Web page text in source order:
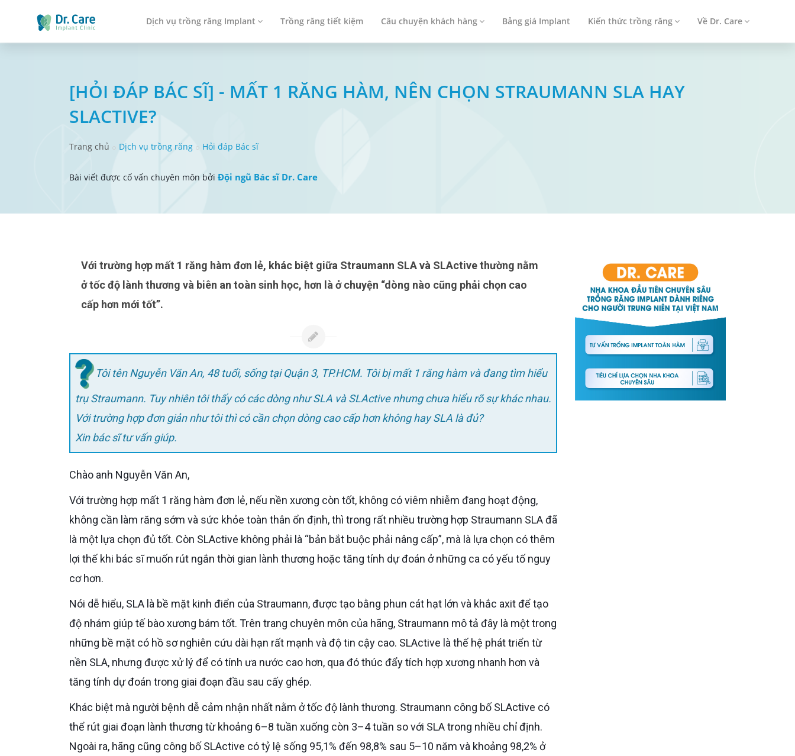
Dịch vụ trồng răng Implant Trồng răng tiết kiệm Câu chuyện khách hàng Bảng giá Implant Kiến thức trồng răng Về Dr. Care
[HỎI ĐÁP BÁC SĨ] - MẤT 1 RĂNG HÀM, NÊN CHỌN STRAUMANN SLA HAY
SLACTIVE?
Trang chủ Dịch vụ trồng răng Hỏi đáp Bác sĩ
Bài viết được cố vấn chuyên môn bởi Đội ngũ Bác sĩ Dr. Care
Với trường hợp mất 1 răng hàm đơn lẻ, khác biệt giữa Straumann SLA và SLActive thường nằm
ở tốc độ lành thương và biên an toàn sinh học, hơn là ở chuyện “dòng nào cũng phải chọn cao
cấp hơn mới tốt”.
Tôi tên Nguyễn Văn An, 48 tuổi, sống tại Quận 3, TP.HCM. Tôi bị mất 1 răng hàm và đang tìm hiểu
trụ Straumann. Tuy nhiên tôi thấy có các dòng như SLA và SLActive nhưng chưa hiểu rõ sự khác nhau.
Với trường hợp đơn giản như tôi thì có cần chọn dòng cao cấp hơn không hay SLA là đủ?
Xin bác sĩ tư vấn giúp.
Chào anh Nguyễn Văn An,
Với trường hợp mất 1 răng hàm đơn lẻ, nếu nền xương còn tốt, không có viêm nhiễm đang hoạt động,
không cần làm răng sớm và sức khỏe toàn thân ổn định, thì trong rất nhiều trường hợp Straumann SLA đã
là một lựa chọn đủ tốt. Còn SLActive không phải là “bản bắt buộc phải nâng cấp”, mà là lựa chọn có thêm
lợi thế khi bác sĩ muốn rút ngắn thời gian lành thương hoặc tăng tính dự đoán ở những ca có yếu tố nguy
cơ hơn.
Nói dễ hiểu, SLA là bề mặt kinh điển của Straumann, được tạo bằng phun cát hạt lớn và khắc axit để tạo
độ nhám giúp tế bào xương bám tốt. Trên trang chuyên môn của hãng, Straumann mô tả đây là một trong
những bề mặt có hồ sơ nghiên cứu dài hạn rất mạnh và độ tin cậy cao. SLActive là thế hệ phát triển từ
nền SLA, nhưng được xử lý để có tính ưa nước cao hơn, qua đó thúc đẩy tích hợp xương nhanh hơn và
tăng tính dự đoán trong giai đoạn đầu sau cấy ghép.
Khác biệt mà người bệnh dễ cảm nhận nhất nằm ở tốc độ lành thương. Straumann công bố SLActive có
thể rút giai đoạn lành thương từ khoảng 6–8 tuần xuống còn 3–4 tuần so với SLA trong nhiều chỉ định.
Ngoài ra, hãng cũng công bố SLActive có tỷ lệ sống 95,1% đến 98,8% sau 5–10 năm và khoảng 98,2% ở